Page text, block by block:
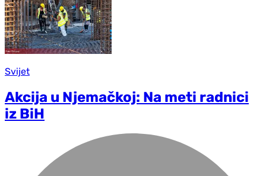
Svijet
Akcija u Njemačkoj: Na meti radnici
iz BiH